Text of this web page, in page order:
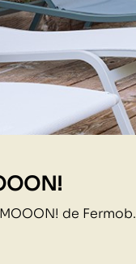
de Fermob.